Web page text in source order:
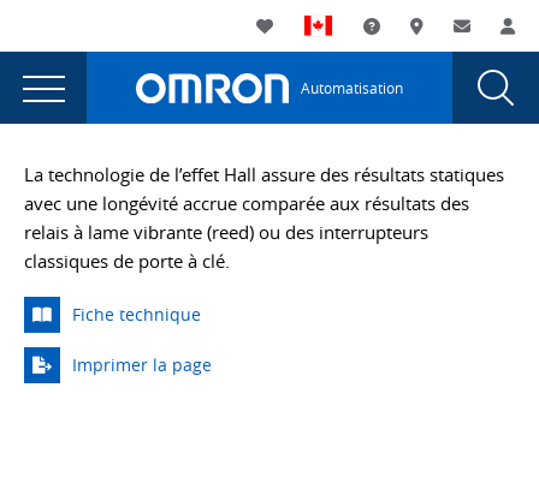
currently
viewing
the
sécurité
sans
contact
aimant
codage
Utility
Navigation
My List AssistanceOù acheter
Main
Navigation
Automatisation
Commutateurs
de
sécurité
sans
contact
aimant
La technologie de l’effet Hall assure des résultats statiques
avec une longévité accrue comparée aux résultats des
relais à lame vibrante (reed) ou des interrupteurs
classiques de porte à clé.
Fiche technique
Imprimer la page